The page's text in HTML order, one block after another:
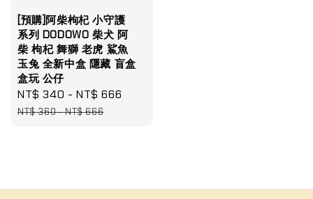
[預購]阿柴枸杞 小守護
系列 DODOWO 柴犬 阿
柴 枸杞 舞獅 老虎 鯊魚
玉兔 全新中盒 隱藏 盲盒
盒玩 公仔
Sale
price
NT$ 340 -NT$ 666
NT$ 360-NT$ 666